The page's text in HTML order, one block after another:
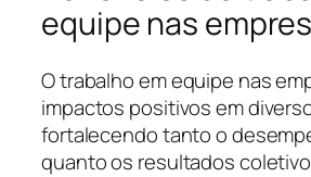
equipe nas
O trabalho em equipe nas
impactos positivos em
fortalecendo tanto o
quanto os resultados